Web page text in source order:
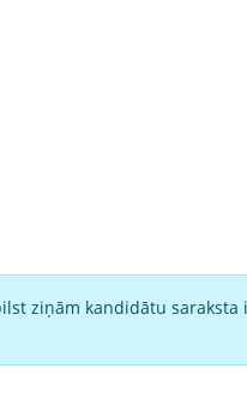
ziņām kandidātu saraksta